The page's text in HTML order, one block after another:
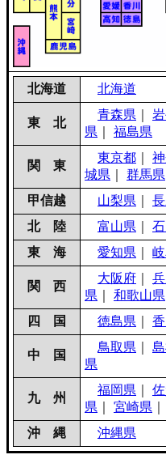
北海道 北海道
東 北
青森県
県
福島県
関 東
東京都
城県
群馬県
甲信越
山梨県
北 陸
富山県
東 海
愛知県
関 西
大阪府
県
和歌山県
四 国
徳島県
中 国
鳥取県
県
九 州
福岡県
県
宮崎県
沖 縄
沖縄県